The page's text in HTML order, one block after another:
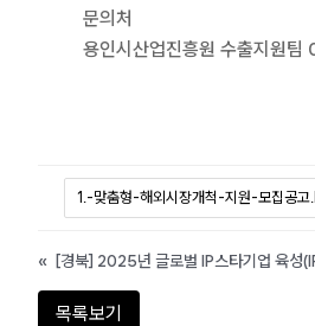
문의처
용인시산업진흥원 수출지
1.-맞춤형-해외시장개척-지원-모집공
« [경북] 2025년 글로벌 IP스타기업 육성
목록보기